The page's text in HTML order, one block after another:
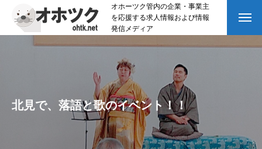
オホーツク管内の企業・事業主
を応援する求人情報および情報
発信メディア
北見で、落語と歌のイベント！！